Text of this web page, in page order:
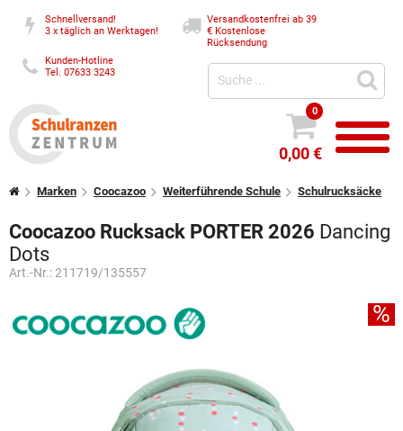
Schnellversand!
3 x täglich an Werktagen!
Versandkostenfrei ab 39
€Kostenlose
Rücksendung
Kunden-Hotline
Tel. 07633 3243
0
0,00 €
Marken Coocazoo Weiterführende Schule Schulrucksäcke
Coocazoo Rucksack PORTER 2026 Dancing
Dots
Art.-Nr.:211719/135557
%